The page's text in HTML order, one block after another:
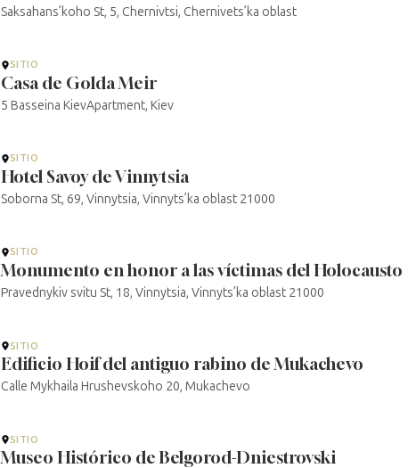
Saksahans’koho St, 5, Chernivtsi, Chernivets’ka oblast
SITIO
Casa de Golda Meir
5 Basseina KievApartment, Kiev
SITIO
Hotel Savoy de Vinnytsia
Soborna St, 69, Vinnytsia, Vinnyts’ka oblast 21000
SITIO
Monumento en honor a las víctimas del Holocausto
Pravednykiv svitu St, 18, Vinnytsia, Vinnyts’ka oblast 21000
SITIO
Edificio Hoif del antiguo rabino de Mukachevo
Calle Mykhaila Hrushevskoho 20, Mukachevo
SITIO
Museo Histórico de Belgorod-Dniestrovski